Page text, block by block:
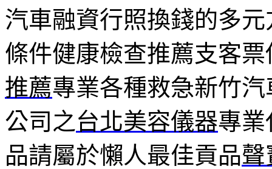
汽車融資行照換錢的多元
條件健康檢查推薦支客
推薦專業各種救急新竹
公司之 台北美容儀器專業
品請屬於懶人最佳貢品聲